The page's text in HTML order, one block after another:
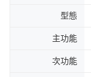
型態
主功能
次功能